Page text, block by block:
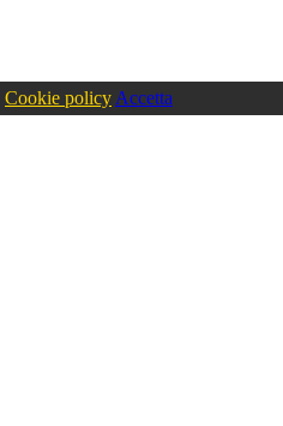
Cookie policy Accetta